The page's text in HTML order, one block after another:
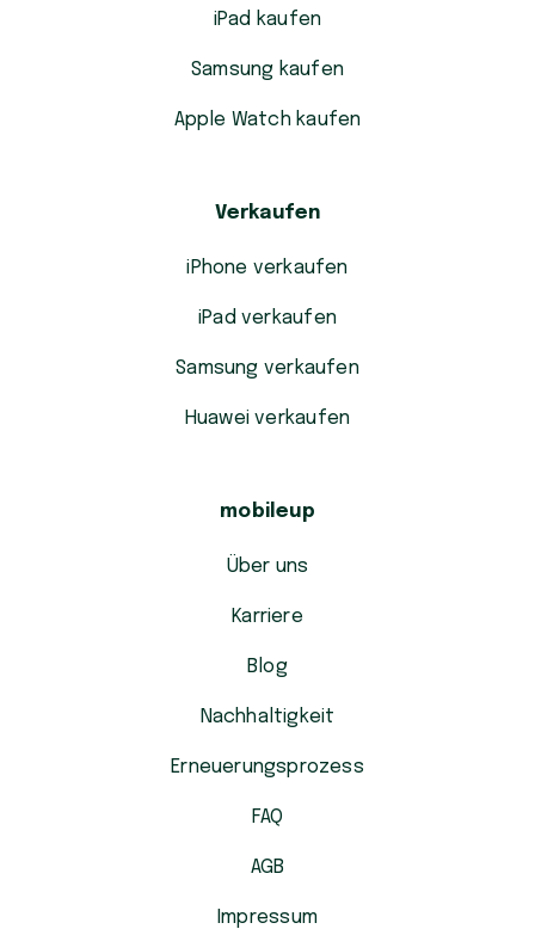
iPad kaufen
Samsung kaufen
Apple Watch kaufen
Verkaufen
iPhone verkaufen
iPad verkaufen
Samsung verkaufen
Huawei verkaufen
mobileup
Über uns
Karriere
Blog
Nachhaltigkeit
Erneuerungsprozess
FAQ
AGB
Impressum